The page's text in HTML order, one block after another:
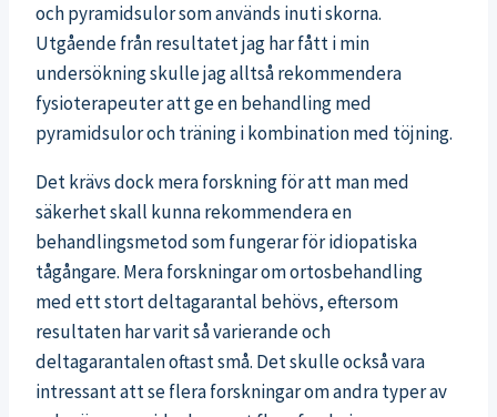
och pyramidsulor som används inuti skorna.
Utgående från resultatet jag har fått i min
undersökning skulle jag alltså rekommendera
fysioterapeuter att ge en behandling med
pyramidsulor och träning i kombination med töjning.
Det krävs dock mera forskning för att man med
säkerhet skall kunna rekommendera en
behandlingsmetod som fungerar för idiopatiska
tågångare. Mera forskningar om ortosbehandling
med ett stort deltagarantal behövs, eftersom
resultaten har varit så varierande och
deltagarantalen oftast små. Det skulle också vara
intressant att se flera forskningar om andra typer av